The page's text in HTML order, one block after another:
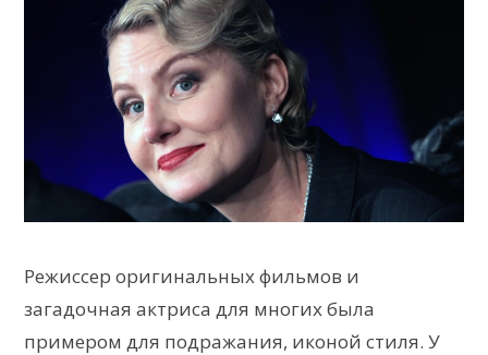
Режиссер оригинальных фильмов и
загадочная актриса для многих была
примером для подражания, иконой стиля. У